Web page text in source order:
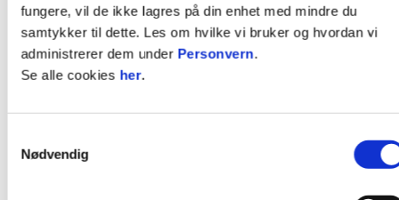
fungere, vil de ikke lagres på din enhet med mindre du
samtykker til dette. Les om hvilke vi bruker og hvordan vi
administrerer dem under Personvern.
Se alle cookies her.
Nødvendig
arrangementet ekstra viktig som et ledd å bidra til
ungdoms første møte og erfaring med
arbeidslivet.
har mulighet til å ansette én til i sommerjobb; ta
maildressene:
gitte.godo@nav.no